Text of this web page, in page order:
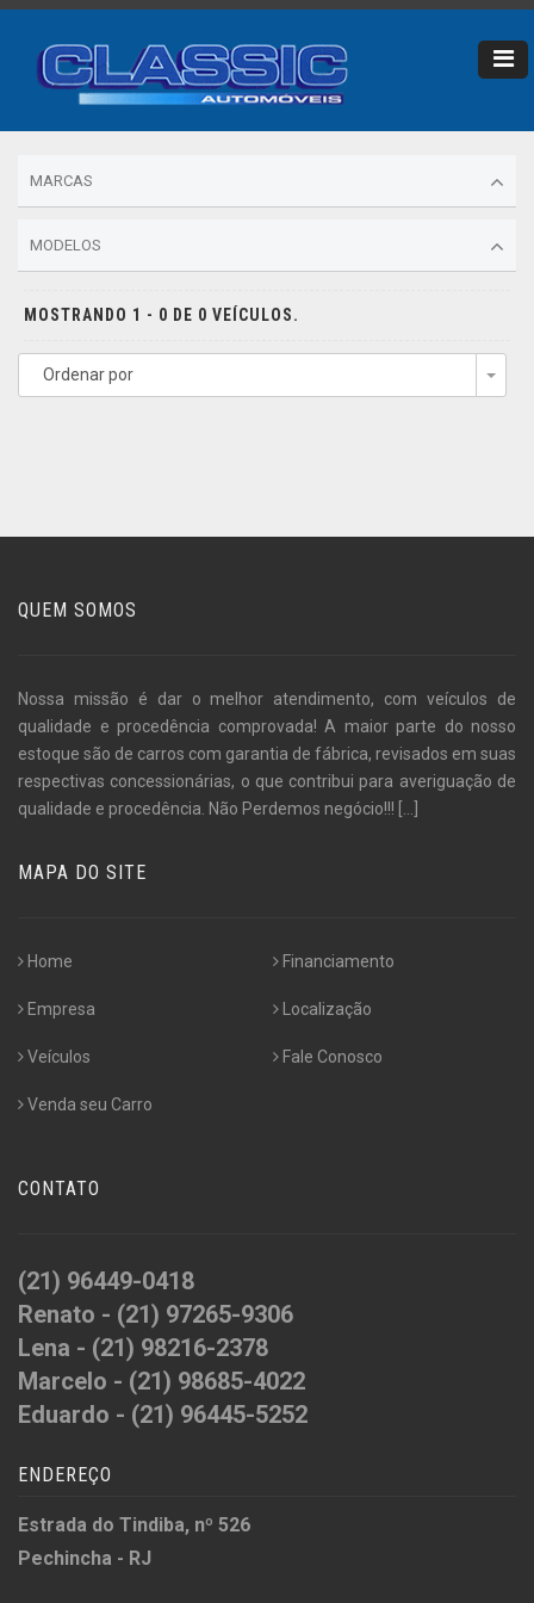
MARCAS
MODELOS
MOSTRANDO 1 - 0 DE 0 VEÍCULOS.
Ordenar por
QUEM SOMOS
Nossa missão é dar o melhor atendimento, com veículos de
qualidade e procedência comprovada! A maior parte do nosso
estoque são de carros com garantia de fábrica, revisados em suas
respectivas concessionárias, o que contribui para averiguação de
qualidade e procedência. Não Perdemos negócio!!!
MAPA DO SITE
Home
Empresa
Veículos
Venda seu Carro
Financiamento
Localização
Fale Conosco
CONTATO
(21) 96449-0418
Renato - (21) 97265-9306
Lena - (21) 98216-2378
Marcelo - (21) 98685-4022
Eduardo - (21) 96445-5252
ENDEREÇO
Estrada do Tindiba, nº 526
Pechincha - RJ